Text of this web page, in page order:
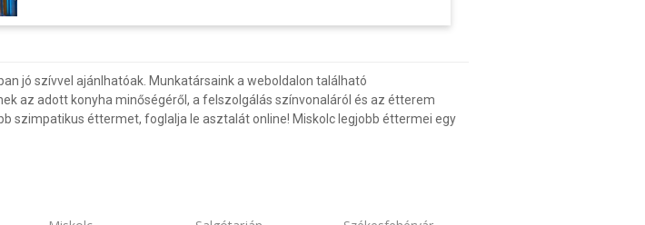
jó szívvel ajánlhatóak. Munkatársaink a weboldalon található
az adott konyha minőségéről, a felszolgálás színvonaláról és az étterem
szimpatikus éttermet, foglalja le asztalát online! Miskolc legjobb éttermei egy